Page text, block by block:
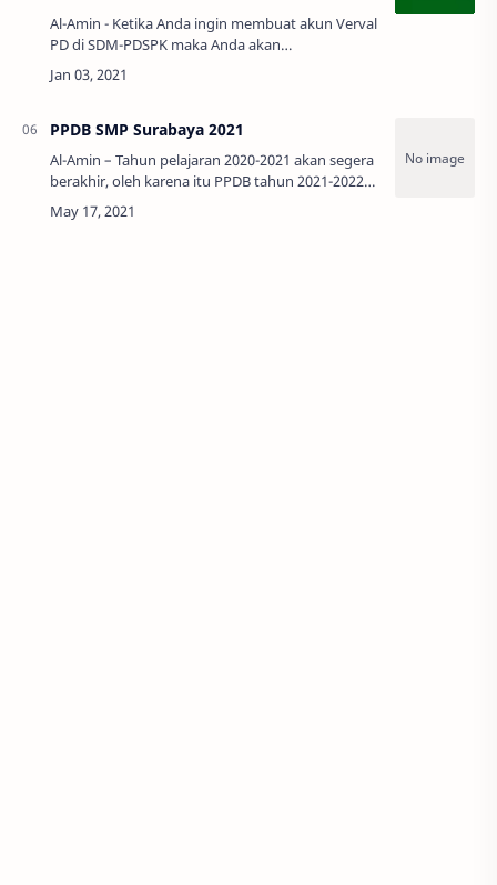
Al-Amin - Ketika Anda ingin membuat akun Verval
PD di SDM-PDSPK maka Anda akan
membutuhkan SK Operator Madrasah/Sekolah
sebagai lampiran untuk membuktikan bahwa
PPDB SMP Surabaya 2021
Al-Amin – Tahun pelajaran 2020-2021 akan segera
berakhir, oleh karena itu PPDB tahun 2021-2022
akan segera dibuka. Untuk peserta didik kelas
enam akan menjadi momentum…